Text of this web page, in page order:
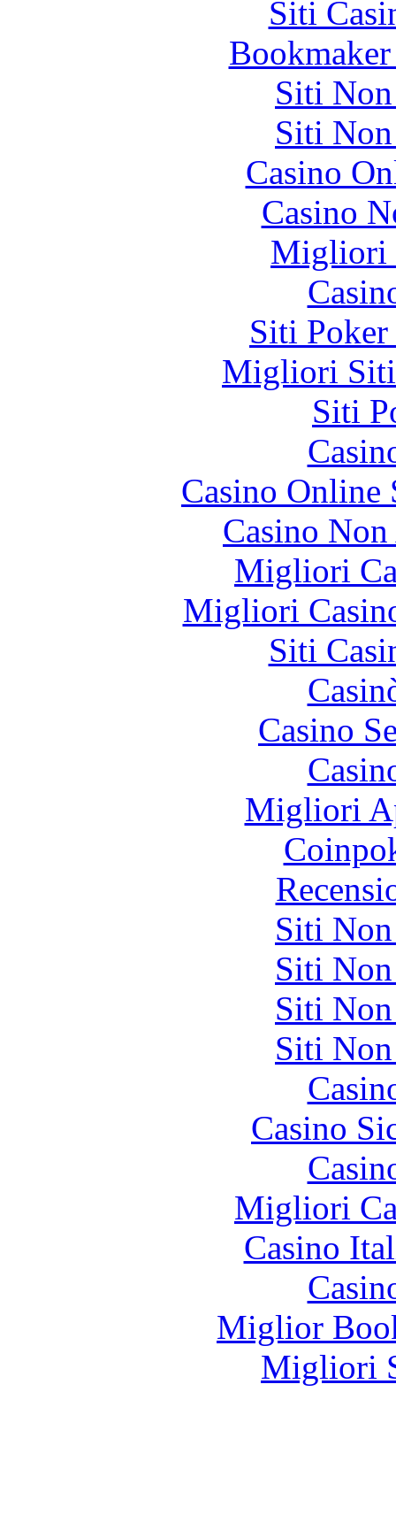
Siti
Siti
Siti
Casino
Casino
Migliori
Siti
Migliori Siti
Siti
Casino
Casino
Migliori
Migliori
Siti
Casino
Migliori
Siti
Siti
Siti
Siti
Casino
Migliori
Casino
Miglior
Migliori